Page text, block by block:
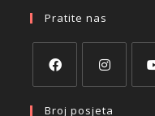
Pratite nas
Broj posjeta